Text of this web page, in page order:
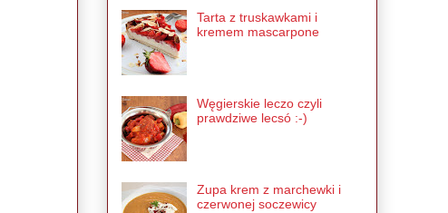
Tarta z truskawkami i
kremem mascarpone
Węgierskie leczo czyli
prawdziwe lecsó :-)
Zupa krem z marchewki i
czerwonej soczewicy